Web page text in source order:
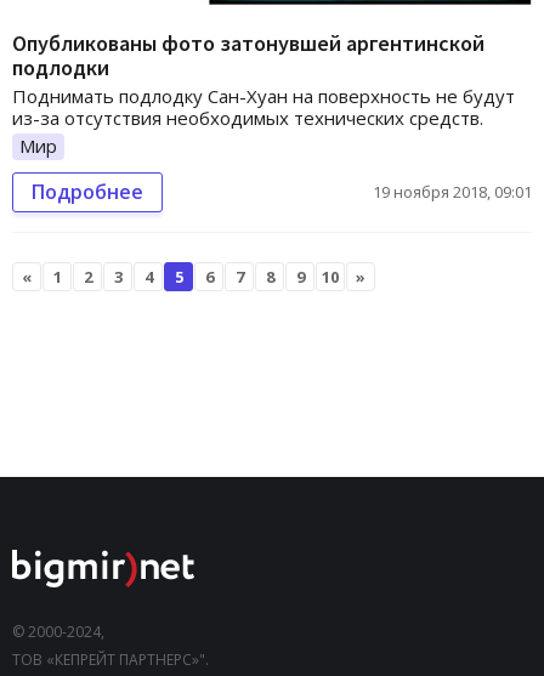
Опубликованы фото затонувшей аргентинской
подлодки
Поднимать подлодку Сан-Хуан на поверхность не будут
из-за отсутствия необходимых технических средств.
Мир
Подробнее 19 ноября 2018, 09:01
« 1 2 3 4 5 6 7 8 9 10 »
© 2000-2024,
ТОВ «КЕПРЕЙТ ПАРТНЕРС»".